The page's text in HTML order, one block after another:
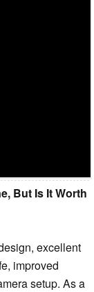
But Is It Worth
excellent
improved
setup. As a